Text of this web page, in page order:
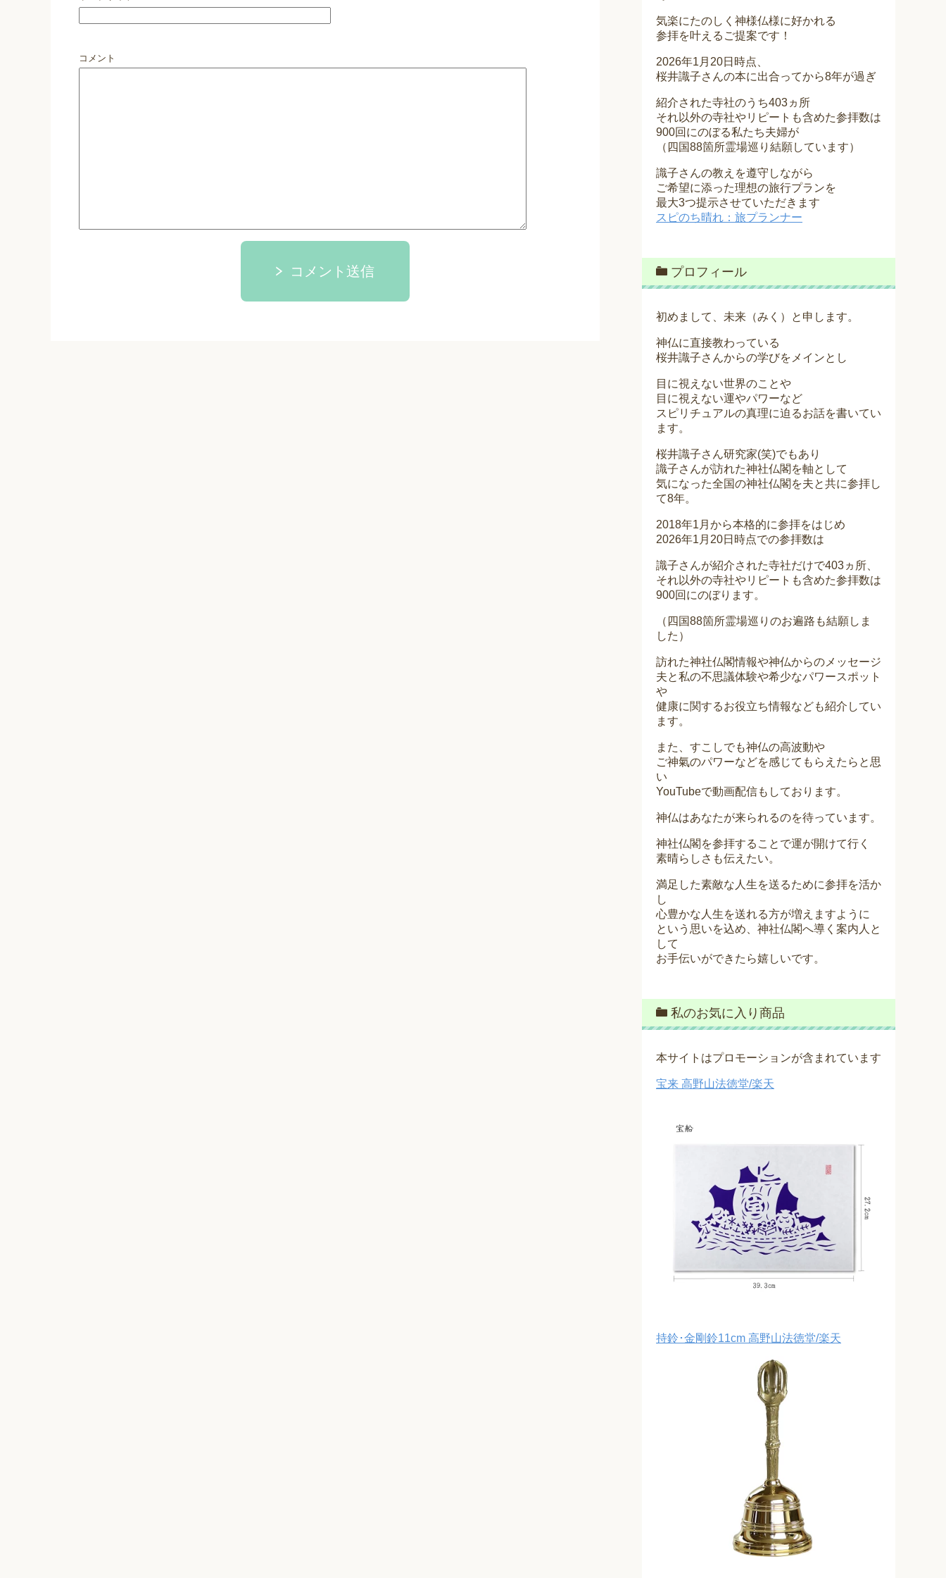
コメント
コメント送信
気楽にたのしく神様仏様に好かれる
参拝を叶えるご提案です！
2026年1月20日時点、
桜井識子さんの本に出合ってから8年が過ぎ
紹介された寺社のうち403ヵ所
それ以外の寺社やリピートも含めた参拝数は
900回にのぼる私たち夫婦が
（四国88箇所霊場巡り結願しています）
識子さんの教えを遵守しながら
ご希望に添った理想の旅行プランを
最大3つ提示させていただきます
スピのち晴れ：旅プランナー
プロフィール
初めまして、未来（みく）と申します。
神仏に直接教わっている
桜井識子さんからの学びをメインとし
目に視えない世界のことや
目に視えない運やパワーなど
スピリチュアルの真理に迫るお話を書いてい
ます。
桜井識子さん研究家(笑)でもあり
識子さんが訪れた神社仏閣を軸として
気になった全国の神社仏閣を夫と共に参拝し
て8年。
2018年1月から本格的に参拝をはじめ
2026年1月20日時点での参拝数は
識子さんが紹介された寺社だけで403ヵ所、
それ以外の寺社やリピートも含めた参拝数は
900回にのぼります。
（四国88箇所霊場巡りのお遍路も結願しま
した）
訪れた神社仏閣情報や神仏からのメッセージ
夫と私の不思議体験や希少なパワースポット
や
健康に関するお役立ち情報なども紹介してい
ます。
また、すこしでも神仏の高波動や
ご神氣のパワーなどを感じてもらえたらと思
い
YouTubeで動画配信もしております。
神仏はあなたが来られるのを待っています。
神社仏閣を参拝することで運が開けて行く
素晴らしさも伝えたい。
満足した素敵な人生を送るために参拝を活か
し
心豊かな人生を送れる方が増えますように
という思いを込め、神社仏閣へ導く案内人と
して
お手伝いができたら嬉しいです。
私のお気に入り商品
本サイトはプロモーションが含まれています
宝来 高野山法徳堂/楽天
持鈴･金剛鈴11cm 高野山法徳堂/楽天